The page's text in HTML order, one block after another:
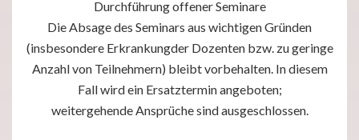
Durchführung offener Seminare
Die Absage des Seminars aus wichtigen Gründen
(insbesondere Erkrankungder Dozenten bzw. zu geringe
Anzahl von Teilnehmern) bleibt vorbehalten. In diesem
Fall wird ein Ersatztermin angeboten;
weitergehende Ansprüche sind ausgeschlossen.